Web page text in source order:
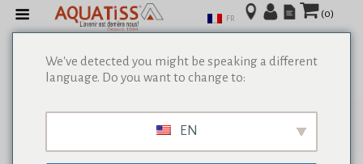
(0)
FR
We've detected you might be speaking a different
language. Do you want to change to:
EN